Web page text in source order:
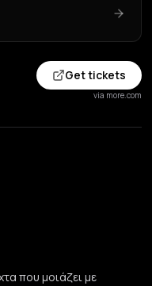
Get tickets
via more.com
που μοιάζει με